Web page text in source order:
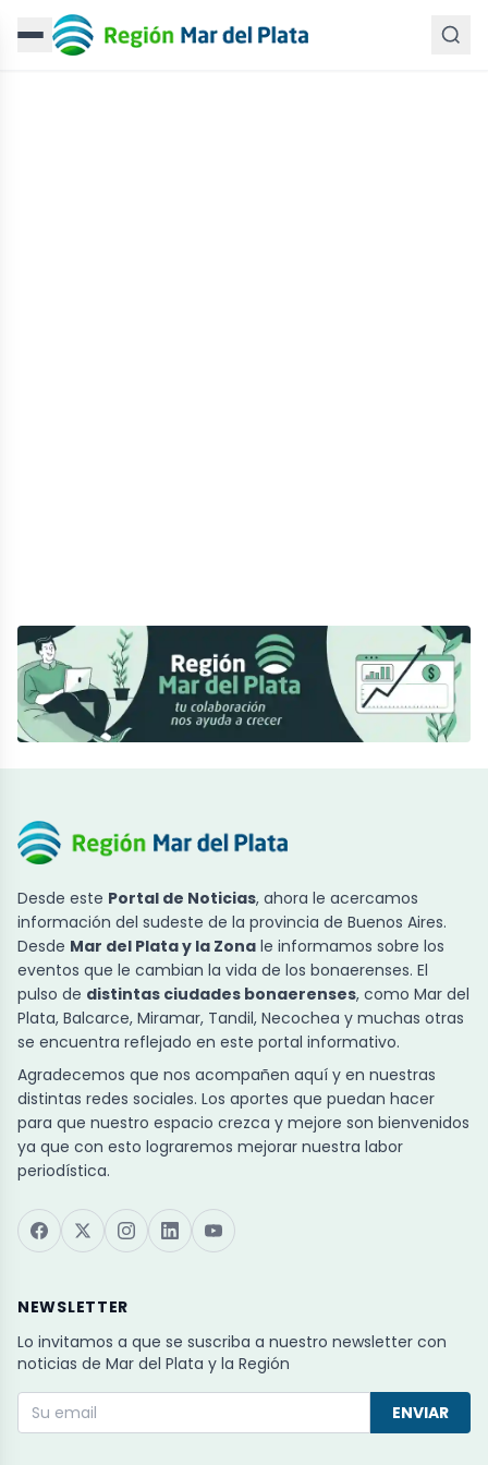
Desde este Portal de Noticias, ahora le acercamos
información del sudeste de la provincia de Buenos Aires.
Desde Mar del Plata y la Zona le informamos sobre los
eventos que le cambian la vida de los bonaerenses. El
pulso de distintas ciudades bonaerenses, como Mar del
Plata, Balcarce, Miramar, Tandil, Necochea y muchas otras
se encuentra reflejado en este portal informativo.
Agradecemos que nos acompañen aquí y en nuestras
distintas redes sociales. Los aportes que puedan hacer
para que nuestro espacio crezca y mejore son bienvenidos
ya que con esto lograremos mejorar nuestra labor
periodística.
NEWSLETTER
Lo invitamos a que se suscriba a nuestro newsletter con
noticias de Mar del Plata y la Región
ENVIAR